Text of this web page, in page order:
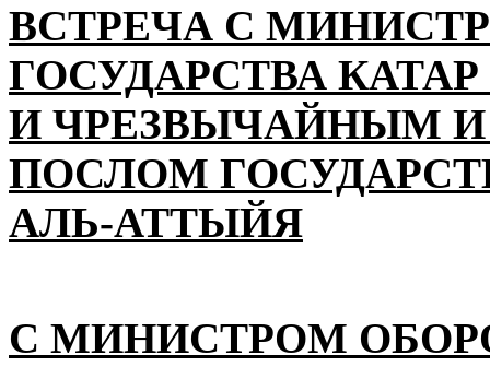
ВСТРЕЧА С
ГОСУДАРСТВА
И ЧРЕЗВЫЧАЙНЫМ
ПОСЛОМ
АЛЬ-АТТЫЙЯ
С МИНИСТРОМ